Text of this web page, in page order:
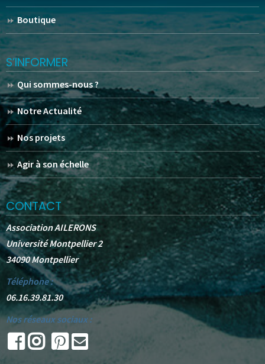
Boutique
S’INFORMER
Qui sommes-nous ?
Notre Actualité
Nos projets
Agir à son échelle
CONTACT
Association AILERONS
Université Montpellier 2
34090 Montpellier
Téléphone :
06.16.39.81.30
Nos réseaux sociaux :